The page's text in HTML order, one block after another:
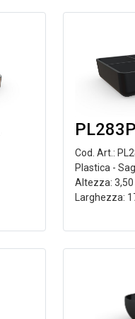
Cod. Art.:
Plastica -
Altezza: 3,50
Larghezza: